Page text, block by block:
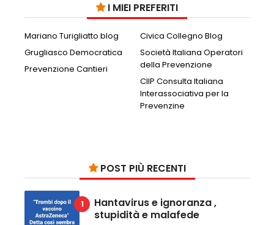
I MIEI PREFERITI
Mariano Turigliatto blog
Civica Collegno Blog
Grugliasco Democratica
Società Italiana Operatori
della Prevenzione
Prevenzione Cantieri
CIIP Consulta Italiana
Interassociativa per la
Prevenzine
POST PIÙ RECENTI
Hantavirus e ignoranza ,
stupidità e malafede